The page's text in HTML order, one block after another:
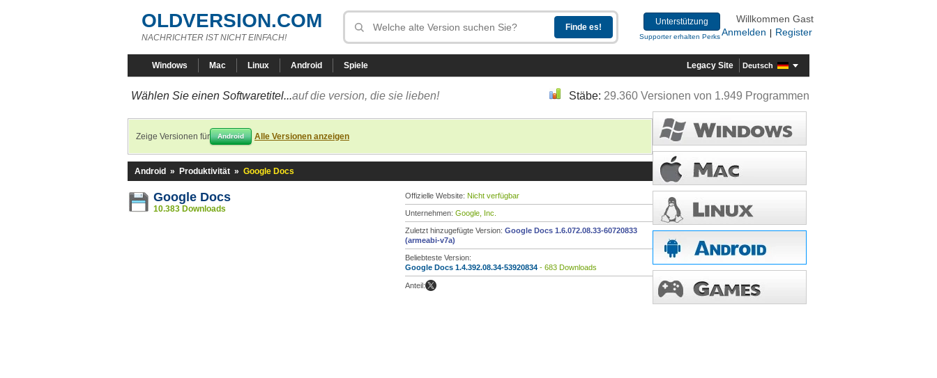
OLDVERSION.COM
NACHRICHTER IST NICHT EINFACH!
Unterstützung
Supporter erhalten Perks
Willkommen Gast
Anmelden
Register
Windows Mac Linux Android Spiele Legacy Site Deutsch
Wählen Sie einen Softwaretitel...auf die version, die sie lieben! Stäbe: 29.360 Versionen von 1.949 Programmen
Zeige Versionen für Android Alle Versionen anzeigen
Android » Produktivität » Google Docs
Google Docs
10.383 Downloads
Offizielle Website: Nicht verfügbar
Unternehmen: Google, Inc.
Zuletzt hinzugefügte Version: Google Docs 1.6.072.08.33-60720833
(armeabi-v7a)
Beliebteste Version:
Google Docs 1.4.392.08.34-53920834 - 683 Downloads
Anteil: